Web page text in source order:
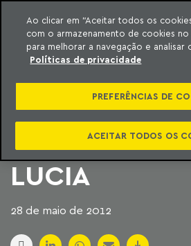
o conteúdo
Machado Meyer
REDE D?OR
FUSÃO COM
HOSPITAL
LUCIA
28 de maio de 2012
Ao clicar em “Aceitar todos os
com o armazenamento de cookies
para melhorar a navegação e analisar
Políticas de privacidade
PREFERÊNCIAS DE
ACEITAR TODOS OS